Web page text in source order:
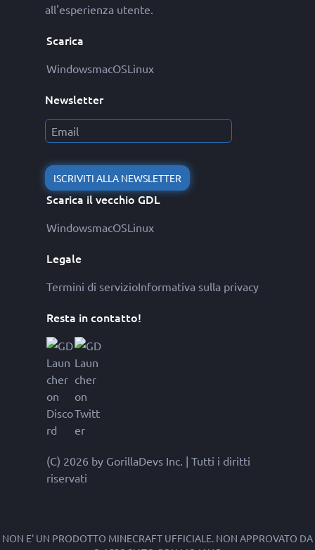
all'esperienza utente.
Scarica
WindowsmacOSLinux
Newsletter
ISCRIVITI ALLA NEWSLETTER
Scarica il vecchio GDL
WindowsmacOSLinux
Legale
Termini di servizioInformativa sulla privacy
Resta in contatto!
(C) 2026 by GorillaDevs Inc. | Tutti i diritti
riservati
NON E' UN PRODOTTO MINECRAFT UFFICIALE. NON APPROVATO DA